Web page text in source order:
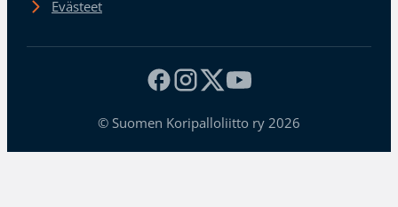
Evästeet
© Suomen Koripalloliitto ry 2026